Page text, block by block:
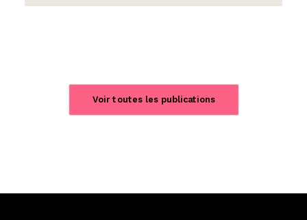
Voir toutes les publications